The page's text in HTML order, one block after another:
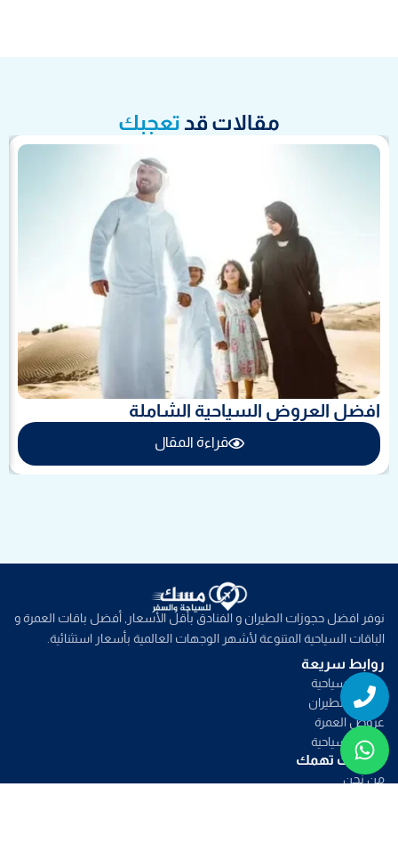
Phone
Whatsapp
مقالات قد تعجبك
افضل العروض السياحية الشاملة
قراءة المقال
نوفر افضل حجوزات الطيران و الفنادق بأقل الأسعار, أفضل باقات العمرة و
الباقات السياحية المتنوعة لأشهر الوجهات العالمية بأسعار استثنائية.
روابط سريعة
خدمات سياحية
عروض الطيران
عروض العمرة
عروض سياحية
صفحات تهمك
من نحن